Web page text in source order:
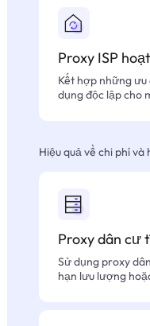
Proxy ISP
Kết hợp những
dụng độc lập cho
Hiệu quả về chi phí và
Proxy dân cư
Sử dụng proxy
hạn lưu lượng